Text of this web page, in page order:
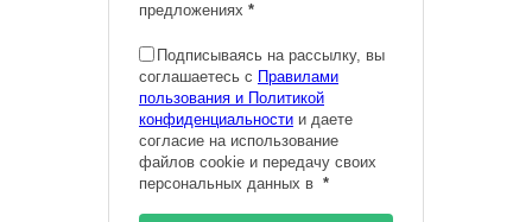
предложениях *
Подписываясь на рассылку, вы
соглашаетесь с Правилами
пользования и Политикой
конфиденциальности и даете
согласие на использование
файлов cookie и передачу своих
персональных данных в *